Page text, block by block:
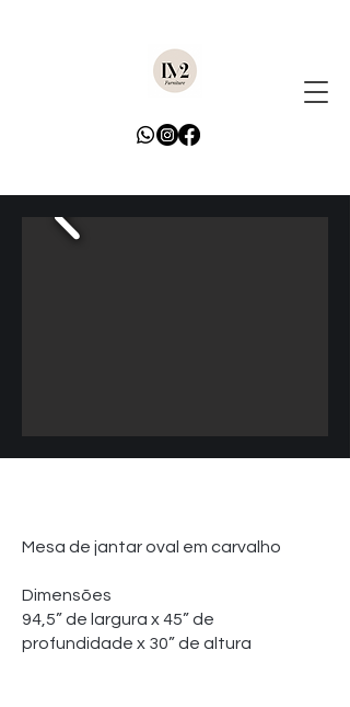
Mesa de jantar oval em carvalho
Dimensões
94,5” de largura x 45” de
profundidade x 30” de altura